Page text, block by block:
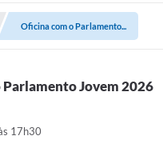
Oficina com o Parlamento...
Jovem 2026
17h30